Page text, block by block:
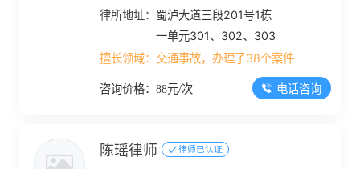
律所地址： 蜀泸大道三段201号1栋
一单元301、302、303
擅长领域： 交通事故，办理了38个案件
咨询价格：88元/次 电话咨询
陈瑶律师 律师已认证